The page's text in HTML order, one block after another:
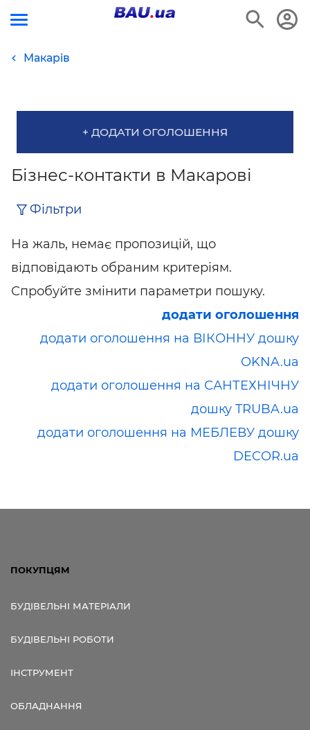
Макарів
+ ДОДАТИ ОГОЛОШЕННЯ
Бізнес-контакти в Макарові
Фільтри
На жаль, немає пропозицій, що
відповідають обраним критеріям.
Спробуйте змінити параметри пошуку.
додати оголошення
додати оголошення на ВІКОННУ дошку
OKNA.ua
додати оголошення на САНТЕХНІЧНУ
дошку TRUBA.ua
додати оголошення на МЕБЛЕВУ дошку
DECOR.ua
ПОКУПЦЯМ
БУДІВЕЛЬНІ МАТЕРІАЛИ
БУДІВЕЛЬНІ РОБОТИ
ІНСТРУМЕНТ
ОБЛАДНАННЯ